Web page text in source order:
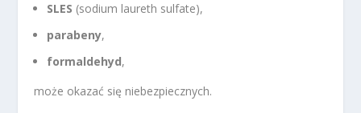
SLES (sodium laureth sulfate),
parabeny,
formaldehyd,
może okazać się niebezpiecznych.